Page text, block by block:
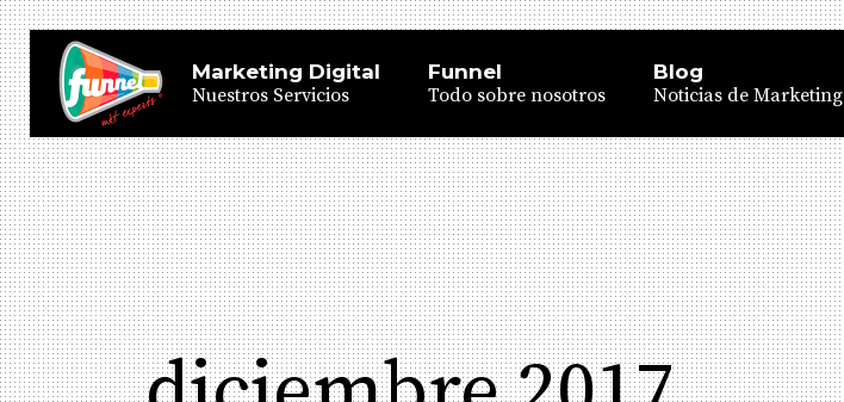
Marketing Digital
Nuestros Servicios
Funnel
Todo sobre nosotros
Blog
Noticias de Marketing